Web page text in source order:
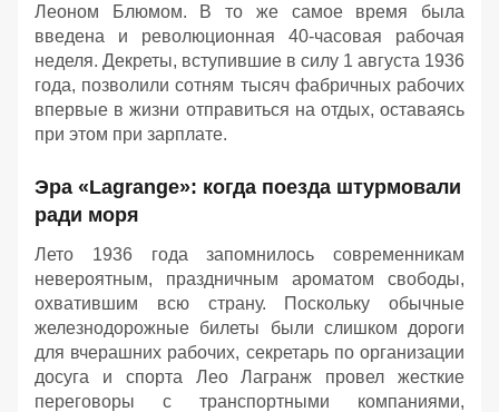
Леоном Блюмом. В то же самое время была
введена и революционная 40-часовая рабочая
неделя. Декреты, вступившие в силу 1 августа 1936
года, позволили сотням тысяч фабричных рабочих
впервые в жизни отправиться на отдых, оставаясь
при этом при зарплате.
Эра «Lagrange»: когда поезда штурмовали
ради моря
Лето 1936 года запомнилось современникам
невероятным, праздничным ароматом свободы,
охватившим всю страну. Поскольку обычные
железнодорожные билеты были слишком дороги
для вчерашних рабочих, секретарь по организации
досуга и спорта Лео Лагранж провел жесткие
переговоры с транспортными компаниями,